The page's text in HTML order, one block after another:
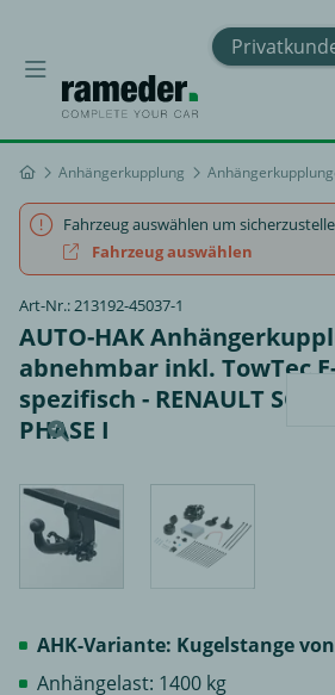
Anhängerkupplung
Fahrzeug auswählen um
Fahrzeug auswählen
Art-Nr.: 213192-45037-1
AUTO-HAK
abnehmbar inkl. TowTec
spezifisch - RENAULT
PHASE I
AHK-Variante: Kugelstange
Anhängelast: 1400 kg